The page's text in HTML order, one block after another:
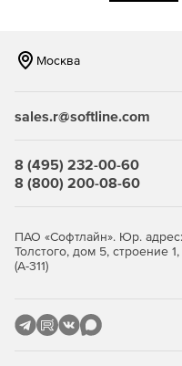
Москва
sales.r@softline.com
8 (495) 232-00-60
8 (800) 200-08-60
ПАО «Софтлайн». Юр. адрес:
Толстого, дом 5, строение
(А-311)